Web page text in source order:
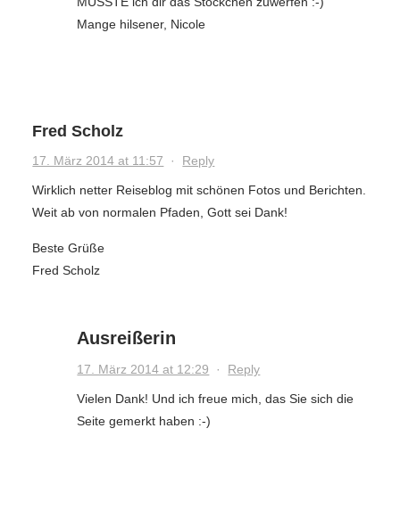
Mange hilsener, Nicole
Fred Scholz
17. März 2014 at 11:57 · Reply
Wirklich netter Reiseblog mit schönen Fotos und Berichten.
Weit ab von normalen Pfaden, Gott sei Dank!
Beste Grüße
Fred Scholz
Ausreißerin
17. März 2014 at 12:29 · Reply
Vielen Dank! Und ich freue mich, das Sie sich die
Seite gemerkt haben :-)